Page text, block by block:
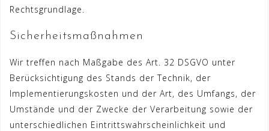
Rechtsgrundlage.
Sicherheitsmaßnahmen
Wir treffen nach Maßgabe des Art. 32 DSGVO unter
Berücksichtigung des Stands der Technik, der
Implementierungskosten und der Art, des Umfangs, der
Umstände und der Zwecke der Verarbeitung sowie der
unterschiedlichen Eintrittswahrscheinlichkeit und